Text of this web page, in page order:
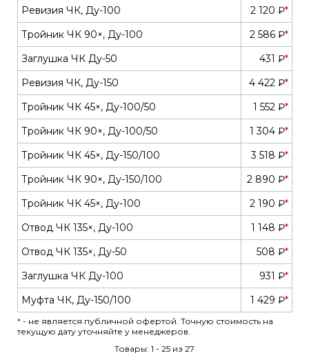
Ревизия ЧК, Ду-100
2 120 ₽*
Тройник ЧК 90×, Ду-100
2 586 ₽*
Заглушка ЧК Ду-50
431 ₽*
Ревизия ЧК, Ду-150
4 422 ₽*
Тройник ЧК 45×, Ду-100/50
1 552 ₽*
Тройник ЧК 90×, Ду-100/50
1 304 ₽*
Тройник ЧК 45×, Ду-150/100
3 518 ₽*
Тройник ЧК 90×, Ду-150/100
2 890 ₽*
Тройник ЧК 45×, Ду-100
2 190 ₽*
Отвод ЧК 135×, Ду-100
1 148 ₽*
Отвод ЧК 135×, Ду-50
508 ₽*
Заглушка ЧК Ду-100
931 ₽*
Муфта ЧК, Ду-150/100
1 429 ₽*
* - не является публичной офертой. Точную стоимость на
текущую дату уточняйте у менеджеров.
Товары: 1 - 25 из 27